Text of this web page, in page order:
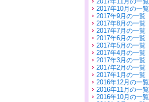
2017年10月の一覧
2017年9月の一覧
2017年8月の一覧
2017年7月の一覧
2017年6月の一覧
2017年5月の一覧
2017年4月の一覧
2017年3月の一覧
2017年2月の一覧
2017年1月の一覧
2016年12月の一覧
2016年11月の一覧
2016年10月の一覧